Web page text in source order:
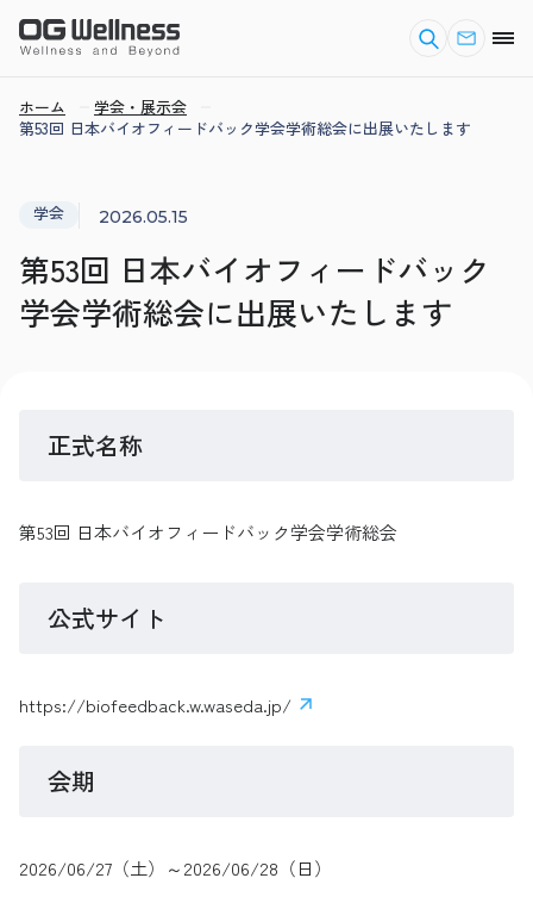
ホーム
学会・展示会
第53回 日本バイオフィードバック学会学術総会に出展いたします
学会 2026.05.15
第53回 日本バイオフィードバック
学会学術総会に出展いたします
正式名称
第53回 日本バイオフィードバック学会学術総会
公式サイト
https://biofeedback.w.waseda.jp/
会期
2026/06/27（土）～2026/06/28（日）